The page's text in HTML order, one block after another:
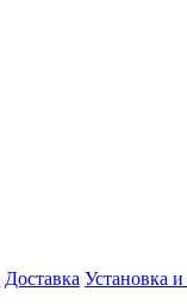
Доставка Установка